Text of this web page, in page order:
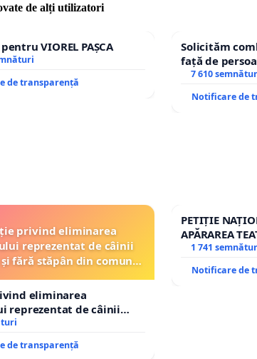
de alți utilizatori
VIOREL PAȘCA
de transparență
Solicităm
față de
7 610
Notificare de
privind eliminarea
reprezentat de câinii
fără stăpân din comuna
eliminarea
reprezentat de câinii
fără stăpân din comuna
de transparență
PETIȚIE
APĂRAREA
REPERTORIU
1 741
Notificare de